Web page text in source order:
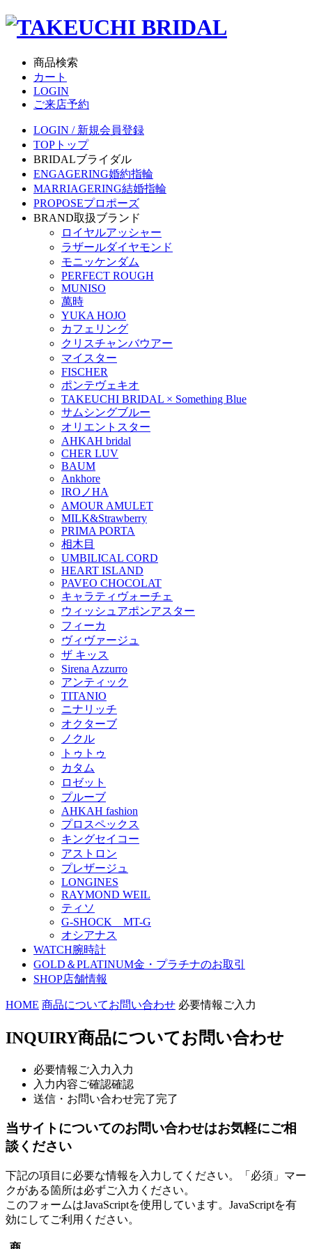
商品検索
カート
LOGIN
ご来店予約
LOGIN / 新規会員登録
TOP トップ
BRIDALブライダル
ENGAGERING婚約指輪
MARRIAGERING結婚指輪
PROPOSEプロポーズ
BRAND取扱ブランド
ロイヤルアッシャー
ラザールダイヤモンド
モニッケンダム
PERFECT ROUGH
MUNISO
萬時
YUKA HOJO
カフェリング
クリスチャンバウアー
マイスター
FISCHER
ポンテヴェキオ
TAKEUCHI BRIDAL × Something Blue
サムシングブルー
オリエントスター
AHKAH bridal
CHER LUV
BAUM
Ankhore
IROノHA
AMOUR AMULET
MILK&Strawberry
PRIMA PORTA
相木目
UMBILICAL CORD
HEART ISLAND
PAVEO CHOCOLAT
キャラティヴォーチェ
ウィッシュアポンアスター
フィーカ
ヴィヴァージュ
ザ キッス
Sirena Azzurro
アンティック
TITANIO
ニナリッチ
オクターブ
ノクル
トゥトゥ
カタム
ロゼット
プルーブ
AHKAH fashion
プロスペックス
キングセイコー
アストロン
プレザージュ
LONGINES
RAYMOND WEIL
ティソ
G-SHOCK MT-G
オシアナス
WATCH腕時計
GOLD＆PLATINUM金・プラチナのお取引
SHOP店舗情報
HOME 商品についてお問い合わせ 必要情報ご入力
INQUIRY商品についてお問い合わせ
必要情報ご入力 入力
入力内容ご確認確認
送信・お問い合わせ完了完了
当サイトについてのお問い合わせはお気軽にご相
談ください
下記の項目に必要な情報を入力してください。「必須」マー
クがある箇所は必ずご入力ください。
このフォームはJavaScriptを使用しています。JavaScriptを有
効にしてご利用ください。